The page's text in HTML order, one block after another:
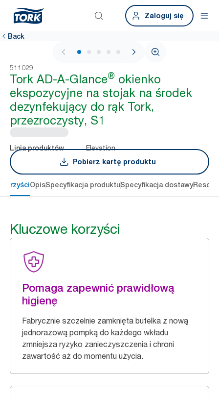
Zaloguj się
Back
1 / 5
511029
Tork AD-A-Glance® okienko
ekspozycyjne na stojak na środek
dezynfekujący do rąk Tork,
przezroczysty, S1
Linia produktów
Elevation
Pobierz kartę produktu
korzyściOpisSpecyfikacja produktuSpecyfikacja dostawy
Kluczowe korzyści
Pomaga zapewnić prawidłową
higienę
Fabrycznie szczelnie zamknięta butelka z nową
jednorazową pompką do każdego wkładu
zmniejsza ryzyko zanieczyszczenia i chroni
zawartość aż do momentu użycia.